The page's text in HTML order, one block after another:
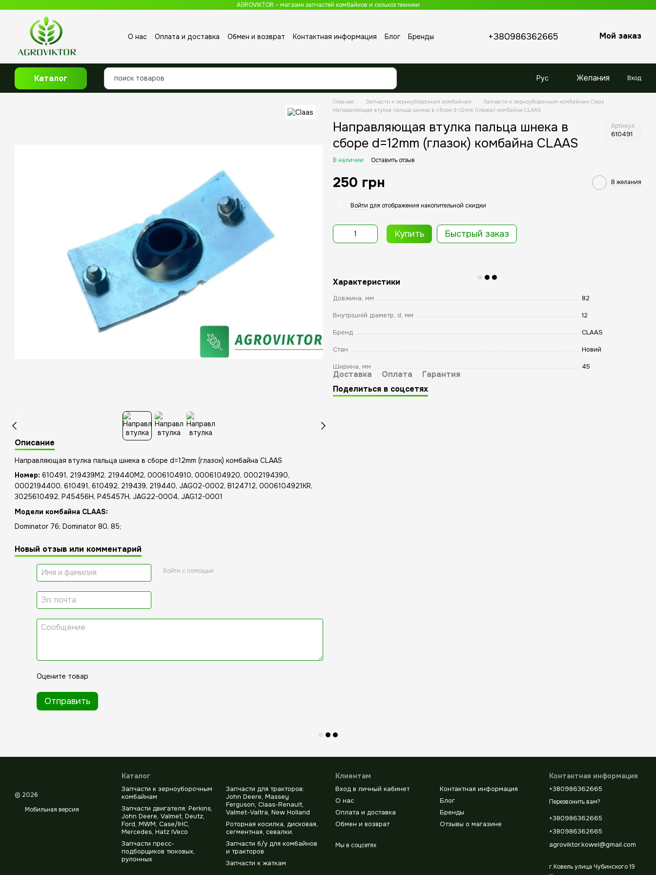
AGROVIKTOR – магазин запчастей комбайнов и сельхоз техники
О нас Оплата и доставка Обмен и возврат Контактная информация Блог
Бренды
+380986362665 Мой заказ
Каталог Рус Желания Вход
Описание
Направляющая втулка пальца шнека в сборе d=12mm (глазок) комбайна CLAAS
Номер: 610491, 219439M2, 219440M2, 0006104910, 0006104920, 0002194390,
0002194400, 610491, 610492, 219439, 219440, JAG02-0002, B124712, 0006104921KR,
3025610492, P45456H, P45457H, JAG22-0004, JAG12-0001
Модели комбайна CLAAS:
Dominator 76; Dominator 80, 85;
Новый отзыв или комментарий
Войти с помощью
Оцените товар
Отправить
Главная Запчасти к зерноуборочным комбайнам
Запчасти к зерноуборочным комбайнам Claas
Направляющая втулка пальца шнека в сборе d=12mm (глазок) комбайна CLAAS
Направляющая втулка пальца шнека в
сборе d=12mm (глазок) комбайна CLAAS
Артикул
610491
В наличии Оставить отзыв
250 грн В желания
Войти для отображения накопительной скидки
Купить Быстрый заказ
Характеристики
Довжина, мм 82
Внутрішній діаметр, d, мм 12
Бренд CLAAS
Стан Новий
Ширина, мм 45
Доставка Оплата
Гарантия
Поделиться в соцсетях
© 2026
Мобильная версия
Каталог
Запчасти к зерноуборочным
комбайнам
Запчасти двигателя: Perkins,
John Deere, Valmet, Deutz,
Ford, MWM, Case/IHC,
Mercedes, Hatz IVeco
Запчасти пресс-
подборщиков тюковых,
рулонных
Запчасти для тракторов:
John Deere, Massey
Ferguson, Claas-Renault,
Valmet-Valtra, New Holland
Роторная косилка, дисковая,
сегментная, севалки.
Запчасти б/у для комбайнов
и тракторов
Запчасти к жаткам
Клиентам
Вход в личный кабинет
О нас
Оплата и доставка
Обмен и возврат
Контактная информация
Блог
Бренды
Отзывы о магазине
Мы в соцсетях
Контактная информация
+380986362665
Перезвонить вам?
+380986362665
+380986362665
agroviktor.kowel@gmail.com
г.Ковель улица Чубинского 19